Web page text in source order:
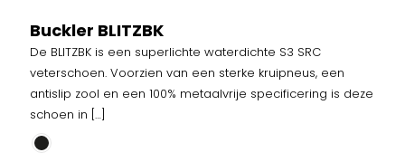
Buckler BLITZBK
De BLITZBK is een superlichte waterdichte S3 SRC
veterschoen. Voorzien van een sterke kruipneus, een
antislip zool en een 100% metaalvrije specificering is deze
schoen in […]